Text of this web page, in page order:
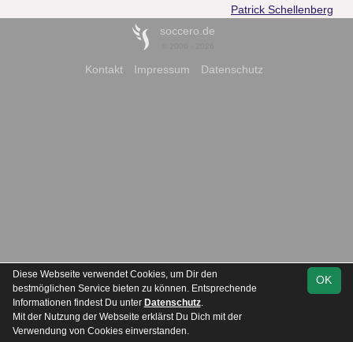
Patrick Schellenberg
soccero.de
Kontakt Impressum Datenschutz
OK
Diese Webseite verwendet Cookies, um Dir den
bestmöglichen Service bieten zu können. Entsprechende
Informationen findest Du unter Datenschutz.
Mit der Nutzung der Webseite erklärst Du Dich mit der
Verwendung von Cookies einverstanden.